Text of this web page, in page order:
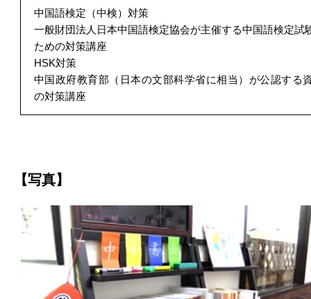
中国語検定（中検）対策
一般財団法人日本中国語検定協会が主催する中国語検定試
ための対策講座
HSK対策
中国政府教育部（日本の文部科学省に相当）が公認する
の対策講座
【写真】